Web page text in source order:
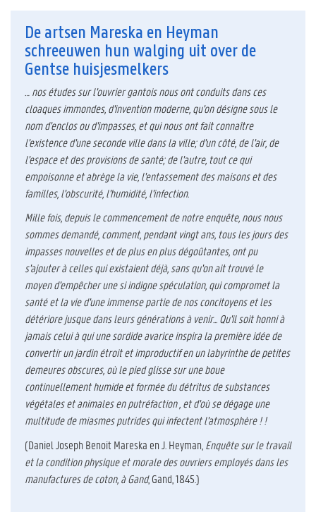
De artsen Mareska en Heyman
schreeuwen hun walging uit over de
Gentse huisjesmelkers
… nos études sur l'ouvrier gantois nous ont conduits dans ces
cloaques immondes, d'invention moderne, qu'on désigne sous le
nom d'enclos ou d'impasses, et qui nous ont fait connaître
l'existence d'une seconde ville dans la ville; d'un côté, de l'air, de
l'espace et des provisions de santé; de l'autre, tout ce qui
empoisonne et abrège la vie, l'entassement des maisons et des
familles, l'obscurité, l'humidité, l'infection.
Mille fois, depuis le commencement de notre enquête, nous nous
sommes demandé, comment, pendant vingt ans, tous les jours des
impasses nouvelles et de plus en plus dégoûtantes, ont pu
s'ajouter à celles qui existaient déjà, sans qu'on ait trouvé le
moyen d'empêcher une si indigne spéculation, qui compromet la
santé et la vie d'une immense partie de nos concitoyens et les
détériore jusque dans leurs générations à venir... Qu'il soit honni à
jamais celui à qui une sordide avarice inspira la première idée de
convertir un jardin étroit et improductif en un labyrinthe de petites
demeures obscures, où le pied glisse sur une boue
continuellement humide et formée du détritus de substances
végétales et animales en putréfaction , et d'où se dégage une
multitude de miasmes putrides qui infectent l'atmosphère ! !
(Daniel Joseph Benoit Mareska en J. Heyman, Enquête sur le travail
et la condition physique et morale des ouvriers employés dans les
manufactures de coton, à Gand, Gand, 1845.)